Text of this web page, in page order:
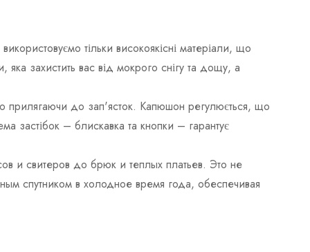
тільки високоякісні матеріали, що
яка захистить вас від мокрого снігу та дощу, а
прилягаючи до зап'ясток. Капюшон регулюється, що
застібок – блискавка та кнопки – гарантує
и свитеров до брюк и теплых платьев. Это не
спутником в холодное время года, обеспечивая